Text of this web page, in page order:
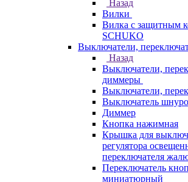
Назад
Вилки
Вилка с защитным
SCHUKO
Выключатели,
Назад
Выключатели,
диммеры
Выключатели,
Выключатель
Диммер
Кнопка нажимная
Крышка для
регулятора
переключателя
Переключатель
миниатюрный